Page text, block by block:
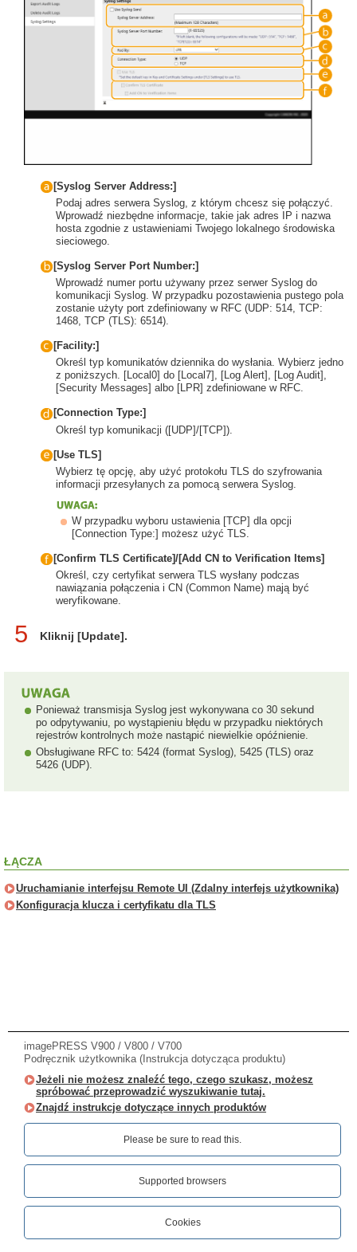
[Syslog Server Address:]
Podaj adres serwera Syslog, z którym chcesz się połączyć.
Wprowadź niezbędne informacje, takie jak adres IP i nazwa
hosta zgodnie z ustawieniami Twojego lokalnego środowiska
sieciowego.
[Syslog Server Port Number:]
Wprowadź numer portu używany przez serwer Syslog do
komunikacji Syslog. W przypadku pozostawienia pustego pola
zostanie użyty port zdefiniowany w RFC (UDP: 514, TCP:
1468, TCP (TLS): 6514).
[Facility:]
Określ typ komunikatów dziennika do wysłania. Wybierz jedno
z poniższych. [Local0] do [Local7], [Log Alert], [Log Audit],
[Security Messages] albo [LPR] zdefiniowane w RFC.
[Connection Type:]
Określ typ komunikacji ([UDP]/[TCP]).
[Use TLS]
Wybierz tę opcję, aby użyć protokołu TLS do szyfrowania
informacji przesyłanych za pomocą serwera Syslog.
W przypadku wyboru ustawienia [TCP] dla opcji
[Connection Type:] możesz użyć TLS.
[Confirm TLS Certificate]/[Add CN to Verification Items]
Określ, czy certyfikat serwera TLS wysłany podczas
nawiązania połączenia i CN (Common Name) mają być
weryfikowane.
5 Kliknij [Update].
Ponieważ transmisja Syslog jest wykonywana co 30 sekund
po odpytywaniu, po wystąpieniu błędu w przypadku niektórych
rejestrów kontrolnych może nastąpić niewielkie opóźnienie.
Obsługiwane RFC to: 5424 (format Syslog), 5425 (TLS) oraz
5426 (UDP).
ŁĄCZA
Uruchamianie interfejsu Remote UI (Zdalny interfejs użytkownika)
Konfiguracja klucza i certyfikatu dla TLS
imagePRESS V900 / V800 / V700
Podręcznik użytkownika (Instrukcja dotycząca produktu)
Jeżeli nie możesz znaleźć tego, czego szukasz, możesz
spróbować przeprowadzić wyszukiwanie tutaj.
Znajdź instrukcje dotyczące innych produktów
Please be sure to read this.‎
Supported browsers
Cookies